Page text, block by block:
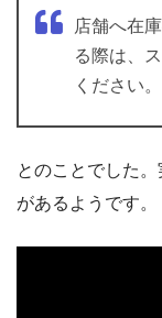
店舗へ在
る際は、
ください。
とのことでした
があるようです。